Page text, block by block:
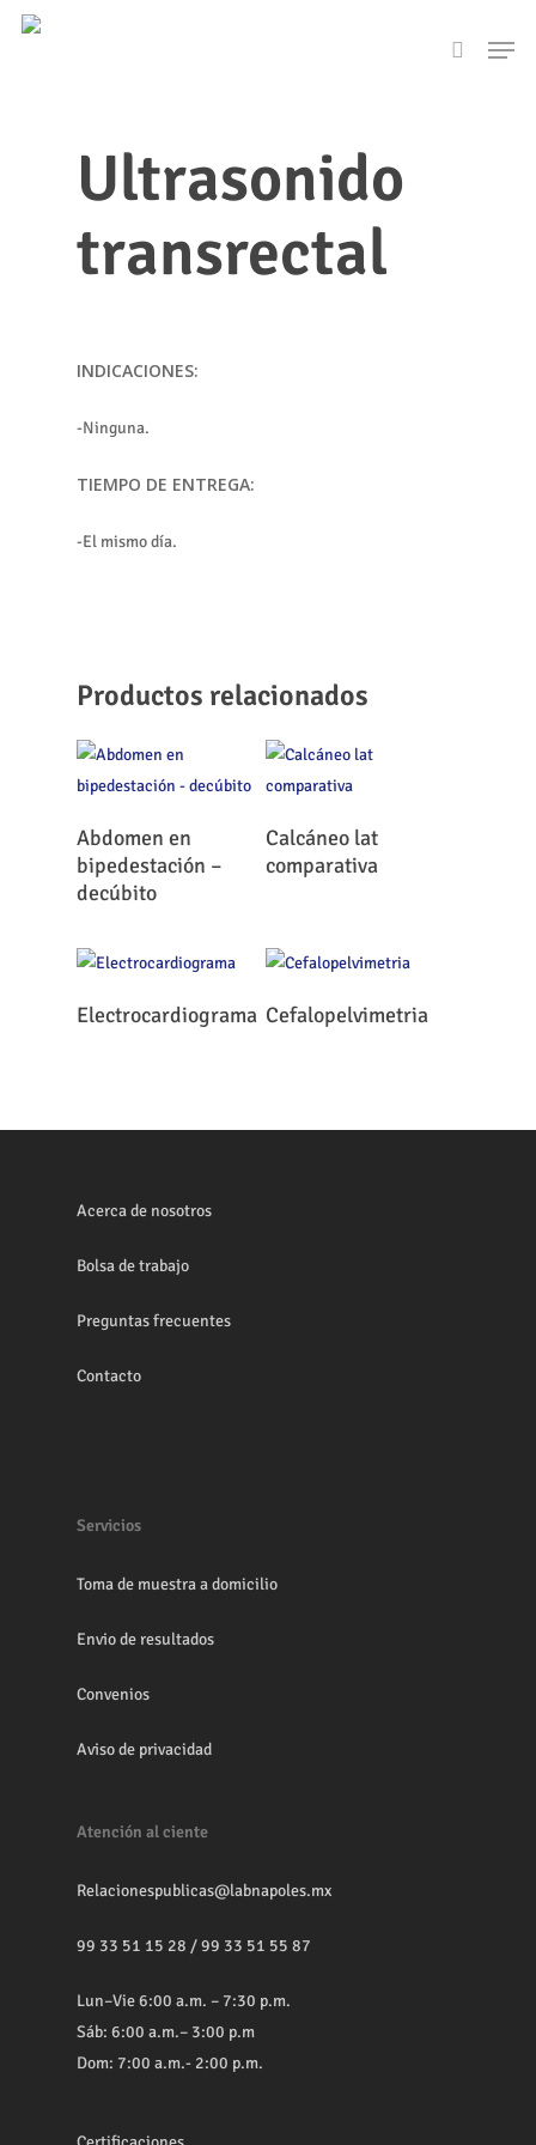
Skip
search
Ultrasonido
transrectal
INDICACIONES:
-Ninguna.
TIEMPO DE ENTREGA:
-El mismo día.
Productos relacionados
Abdomen en
bipedestación –
decúbito
Leer Más
Calcáneo lat
comparativa
Leer Más
Electrocardiograma Leer Más
Cefalopelvimetria
Acerca de nosotros
Bolsa de trabajo
Preguntas frecuentes
Contacto
Servicios
Toma de muestra a domicilio
Envio de resultados
Convenios
Aviso de privacidad
Atención al ciente
Relacionespublicas@labnapoles.mx
99 33 51 15 28 /99 33 51 55 87
Lun–Vie 6:00 a.m. – 7:30 p.m.
Sáb: 6:00 a.m.– 3:00 p.m
Dom: 7:00 a.m.- 2:00 p.m.